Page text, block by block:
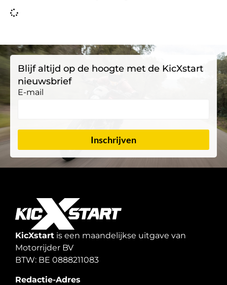
Blijf altijd op de hoogte met de KicXstart
nieuwsbrief
E-mail
Inschrijven
KicXstart is een maandelijkse uitgave van
Motorrijder BV
BTW: BE 0888211083
Redactie-Adres